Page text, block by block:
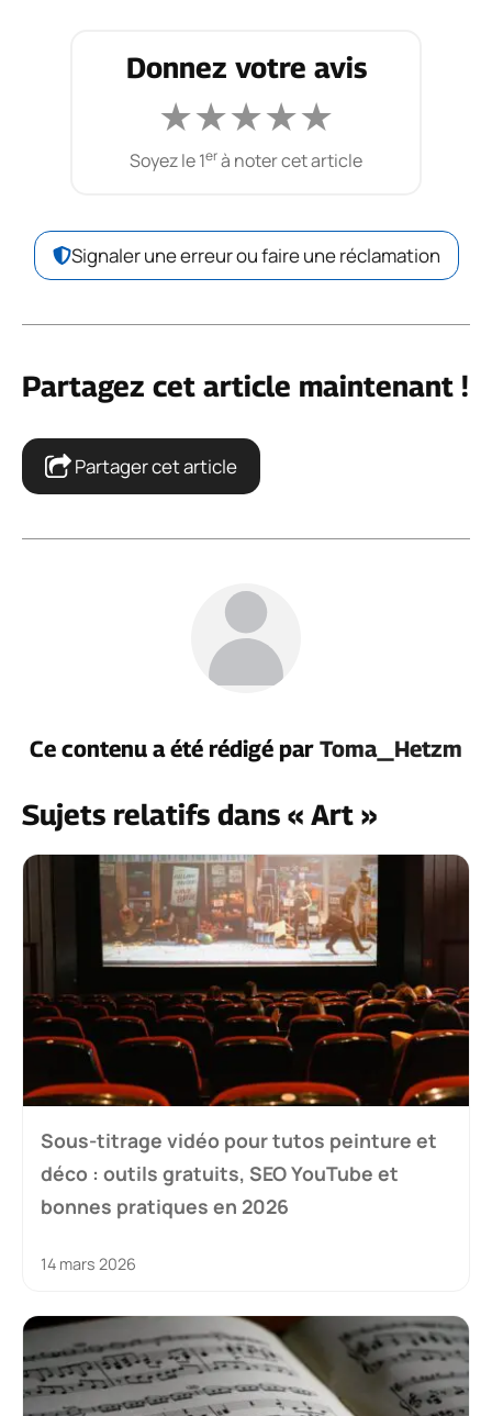
Donnez votre avis
★★★★★
Soyez le 1erà noter cet article
Signaler une erreur ou faire une réclamation
Partagez cet article maintenant !
Partager cet article
Ce contenu a été rédigé par Toma_Hetzm
Sujets relatifs dans « Art »
Sous-titrage vidéo pour tutos peinture et
déco : outils gratuits, SEO YouTube et
bonnes pratiques en 2026
14 mars 2026